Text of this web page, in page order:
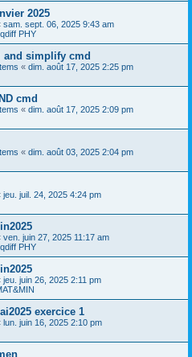
2025
sam. sept. 06, 2025 9:43 am
PHY
and simplify cmd
« dim. août 17, 2025 2:25 pm
cmd
« dim. août 17, 2025 2:09 pm
« dim. août 03, 2025 2:04 pm
jeu. juil. 24, 2025 4:24 pm
ven. juin 27, 2025 11:17 am
PHY
jeu. juin 26, 2025 2:11 pm
exercice 1
lun. juin 16, 2025 2:10 pm